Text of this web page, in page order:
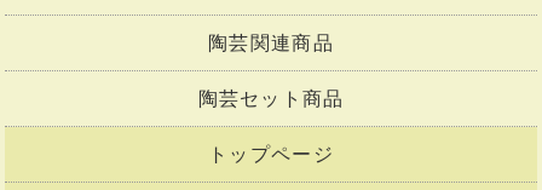
陶芸関連商品
陶芸セット商品
トップページ